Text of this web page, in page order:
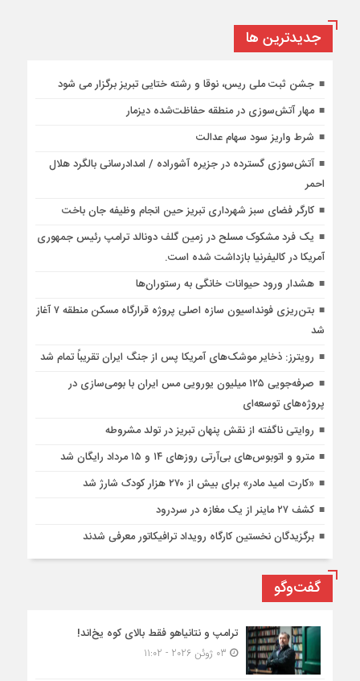
جديدترين ها
جشن ثبت ملی ریس، نوقا و رشته ختایی تبریز برگزار می شود
مهار آتش‌سوزی در منطقه حفاظت‌شده دیزمار
شرط واریز سود سهام عدالت
آتش‌سوزی گسترده در جزیره آشوراده / امدادرسانی بالگرد هلال
احمر
کارگر فضای سبز شهرداری تبریز حین انجام وظیفه جان باخت
یک فرد مشکوک مسلح در زمین گلف دونالد ترامپ رئیس جمهوری
آمریکا در کالیفرنیا بازداشت شده است.
هشدار ورود حیوانات خانگی به رستوران‌ها
بتن‌ریزی فونداسیون سازه اصلی پروژه قرارگاه مسکن منطقه ۷ آغاز
شد
رویترز: ذخایر موشک‌های آمریکا پس از جنگ ایران تقریباً تمام شد
صرفه‌جویی ۱۲۵ میلیون یورویی مس ایران با بومی‌سازی در
پروژه‌های توسعه‌ای
روایتی ناگفته از نقش پنهان تبریز در تولد مشروطه
مترو و اتوبوس‌های بی‌آرتی روزهای ۱۴ و ۱۵ مرداد رایگان شد
«کارت امید مادر» برای بیش از ۲۷۰ هزار کودک شارژ شد
کشف ۲۷ ماینر از یک مغازه در سردرود
برگزیدگان نخستین کارگاه رویداد ترافیکاتور معرفی شدند
گفت‌وگو
ترامپ و نتانیاهو فقط بالای کوه یخ‌اند!